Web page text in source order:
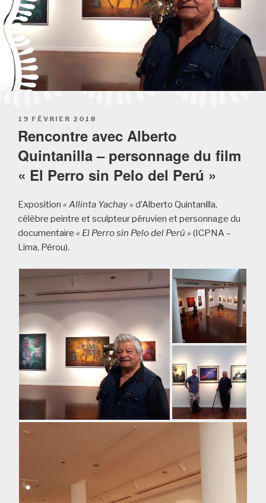
POSTED
ON
19 FÉVRIER 2018
Rencontre avec Alberto
Quintanilla – personnage du film
« El Perro sin Pelo del Perú »
Exposition « Allinta Yachay » d’Alberto Quintanilla,
célèbre peintre et sculpteur péruvien et personnage du
documentaire « El Perro sin Pelo del Perú » (ICPNA –
Lima, Pérou).